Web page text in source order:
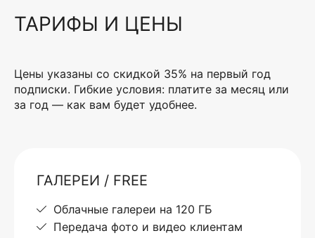
ТАРИФЫ И ЦЕНЫ
Цены указаны со скидкой 35% на первый год
подписки. Гибкие условия: платите за месяц или
за год — как вам будет удобнее.
ГАЛЕРЕИ / FREE
Облачные галереи на 120 ГБ
Передача фото и видео клиентам